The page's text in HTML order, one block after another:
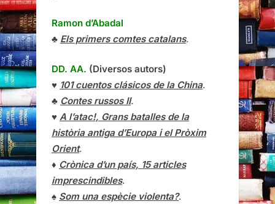
Ramon d’Abadal
♣ Els primers comtes catalans.
DD. AA. (Diversos autors)
♥ 101 cuentos clásicos de la China.
♣ Contes russos II.
♥ A l’atac!, Grans batalles de la
història antiga d’Europa i el Pròxim
Orient.
♦ Crònica d’un país, 15 articles
imprescindibles.
♠ Som una espècie violenta?.